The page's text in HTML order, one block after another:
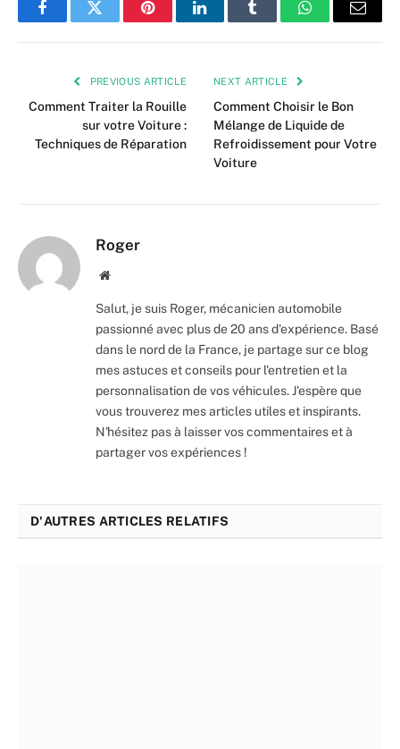
FacebookTwitter PinterestLinkedInTumblr WhatsAppEmail
PREVIOUS ARTICLE
Comment Traiter la Rouille
sur votre Voiture :
Techniques de Réparation
NEXT ARTICLE
Comment Choisir le Bon
Mélange de Liquide de
Refroidissement pour Votre
Voiture
Roger
Website
Salut, je suis Roger, mécanicien automobile
passionné avec plus de 20 ans d'expérience. Basé
dans le nord de la France, je partage sur ce blog
mes astuces et conseils pour l'entretien et la
personnalisation de vos véhicules. J'espère que
vous trouverez mes articles utiles et inspirants.
N'hésitez pas à laisser vos commentaires et à
partager vos expériences !
D'AUTRES ARTICLES RELATIFS